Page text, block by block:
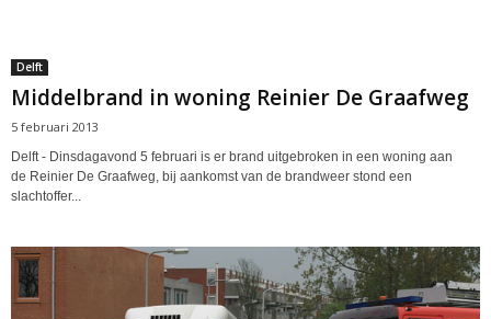
Delft
Middelbrand in woning Reinier De Graafweg
5 februari 2013
Delft - Dinsdagavond 5 februari is er brand uitgebroken in een woning aan
de Reinier De Graafweg, bij aankomst van de brandweer stond een
slachtoffer...